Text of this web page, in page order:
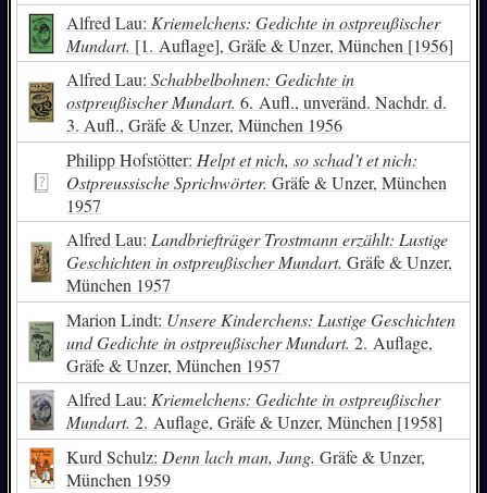
Alfred Lau: Kriemelchens: Gedichte in ostpreußischer
Mundart. [1. Auflage], Gräfe & Unzer, München [1956]
Alfred Lau: Schabbelbohnen: Gedichte in
ostpreußischer Mundart. 6. Aufl., unveränd. Nachdr. d.
3. Aufl., Gräfe & Unzer, München 1956
Philipp Hofstötter: Helpt et nich, so schad’t et nich:
Ostpreussische Sprichwörter. Gräfe & Unzer, München
1957
Alfred Lau: Landbriefträger Trostmann erzählt: Lustige
Geschichten in ostpreußischer Mundart. Gräfe & Unzer,
München 1957
Marion Lindt: Unsere Kinderchens: Lustige Geschichten
und Gedichte in ostpreußischer Mundart. 2. Auflage,
Gräfe & Unzer, München 1957
Alfred Lau: Kriemelchens: Gedichte in ostpreußischer
Mundart. 2. Auflage, Gräfe & Unzer, München [1958]
Kurd Schulz: Denn lach man, Jung. Gräfe & Unzer,
München 1959